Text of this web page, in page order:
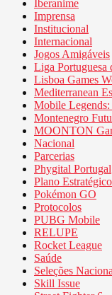
Iberanime
Imprensa
Institucional
Internacional
Jogos Amigáveis
Liga
Lisboa Games
Mediterranean
Mobile
Montenegro
MOONTON
Nacional
Parcerias
Phygital Portugal
Plano
Pokémon GO
Protocolos
PUBG Mobile
RELUPE
Rocket League
Saúde
Seleções
Skill Issue